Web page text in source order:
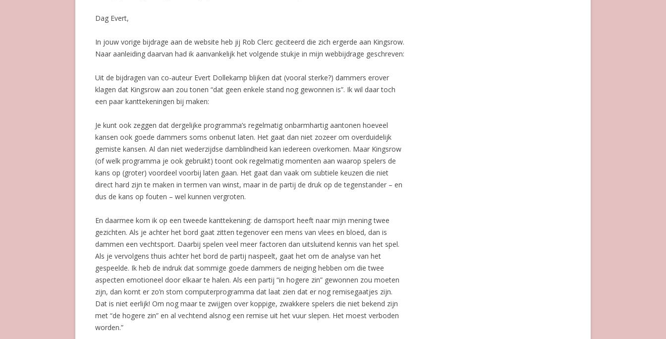
Dag Evert,
In jouw vorige bijdrage aan de website heb jij Rob Clerc geciteerd die zich ergerde aan Kingsrow.
Naar aanleiding daarvan had ik aanvankelijk het volgende stukje in mijn webbijdrage geschreven:
Uit de bijdragen van co-auteur Evert Dollekamp blijken dat (vooral sterke?) dammers erover
klagen dat Kingsrow aan zou tonen “dat geen enkele stand nog gewonnen is”. Ik wil daar toch
een paar kanttekeningen bij maken:
Je kunt ook zeggen dat dergelijke programma’s regelmatig onbarmhartig aantonen hoeveel
kansen ook goede dammers soms onbenut laten. Het gaat dan niet zozeer om overduidelijk
gemiste kansen. Al dan niet wederzijdse damblindheid kan iedereen overkomen. Maar Kingsrow
(of welk programma je ook gebruikt) toont ook regelmatig momenten aan waarop spelers de
kans op (groter) voordeel voorbij laten gaan. Het gaat dan vaak om subtiele keuzen die niet
direct hard zijn te maken in termen van winst, maar in de partij de druk op de tegenstander – en
dus de kans op fouten – wel kunnen vergroten.
En daarmee kom ik op een tweede kanttekening: de damsport heeft naar mijn mening twee
gezichten. Als je achter het bord gaat zitten tegenover een mens van vlees en bloed, dan is
dammen een vechtsport. Daarbij spelen veel meer factoren dan uitsluitend kennis van het spel.
Als je vervolgens thuis achter het bord de partij naspeelt, gaat het om de analyse van het
gespeelde. Ik heb de indruk dat sommige goede dammers de neiging hebben om die twee
aspecten emotioneel door elkaar te halen. Als een partij “in hogere zin” gewonnen zou moeten
zijn, dan komt er zo’n stom computerprogramma dat laat zien dat er nog remisegaatjes zijn.
Dat is niet eerlijk! Om nog maar te zwijgen over koppige, zwakkere spelers die niet bekend zijn
met “de hogere zin” en al vechtend alsnog een remise uit het vuur slepen. Het moest verboden
worden.”